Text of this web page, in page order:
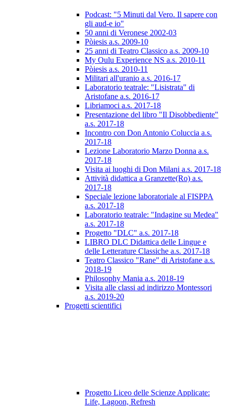
Podcast: "5 Minuti dal Vero. Il sapere con
gli aud-e io"
50 anni di Veronese 2002-03
Pòiesis a.s. 2009-10
25 anni di Teatro Classico a.s. 2009-10
My Oulu Experience NS a.s. 2010-11
Pòiesis a.s. 2010-11
Militari all'uranio a.s. 2016-17
Laboratorio teatrale: "Lisistrata" di
Aristofane a.s. 2016-17
Libriamoci a.s. 2017-18
Presentazione del libro "Il Disobbediente"
a.s. 2017-18
Incontro con Don Antonio Coluccia a.s.
2017-18
Lezione Laboratorio Marzo Donna a.s.
2017-18
Visita ai luoghi di Don Milani a.s. 2017-18
Attività didattica a Granzette(Ro) a.s.
2017-18
Speciale lezione laboratoriale al FISPPA
a.s. 2017-18
Laboratorio teatrale: "Indagine su Medea"
a.s. 2017-18
Progetto "DLC" a.s. 2017-18
LIBRO DLC Didattica delle Lingue e
delle Letterature Classiche a.s. 2017-18
Teatro Classico "Rane" di Aristofane a.s.
2018-19
Philosophy Mania a.s. 2018-19
Visita alle classi ad indirizzo Montessori
a.s. 2019-20
Progetti scientifici
Progetto Liceo delle Scienze Applicate:
Life, Lagoon, Refresh